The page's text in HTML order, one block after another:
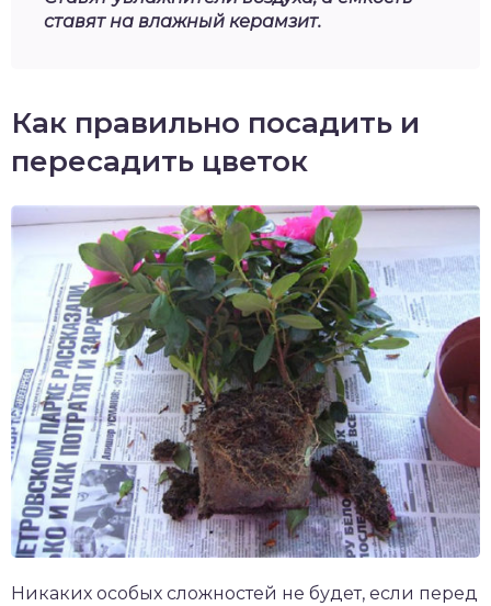
ставят на влажный керамзит.
Как правильно посадить и
пересадить цветок
Никаких особых сложностей не будет, если перед